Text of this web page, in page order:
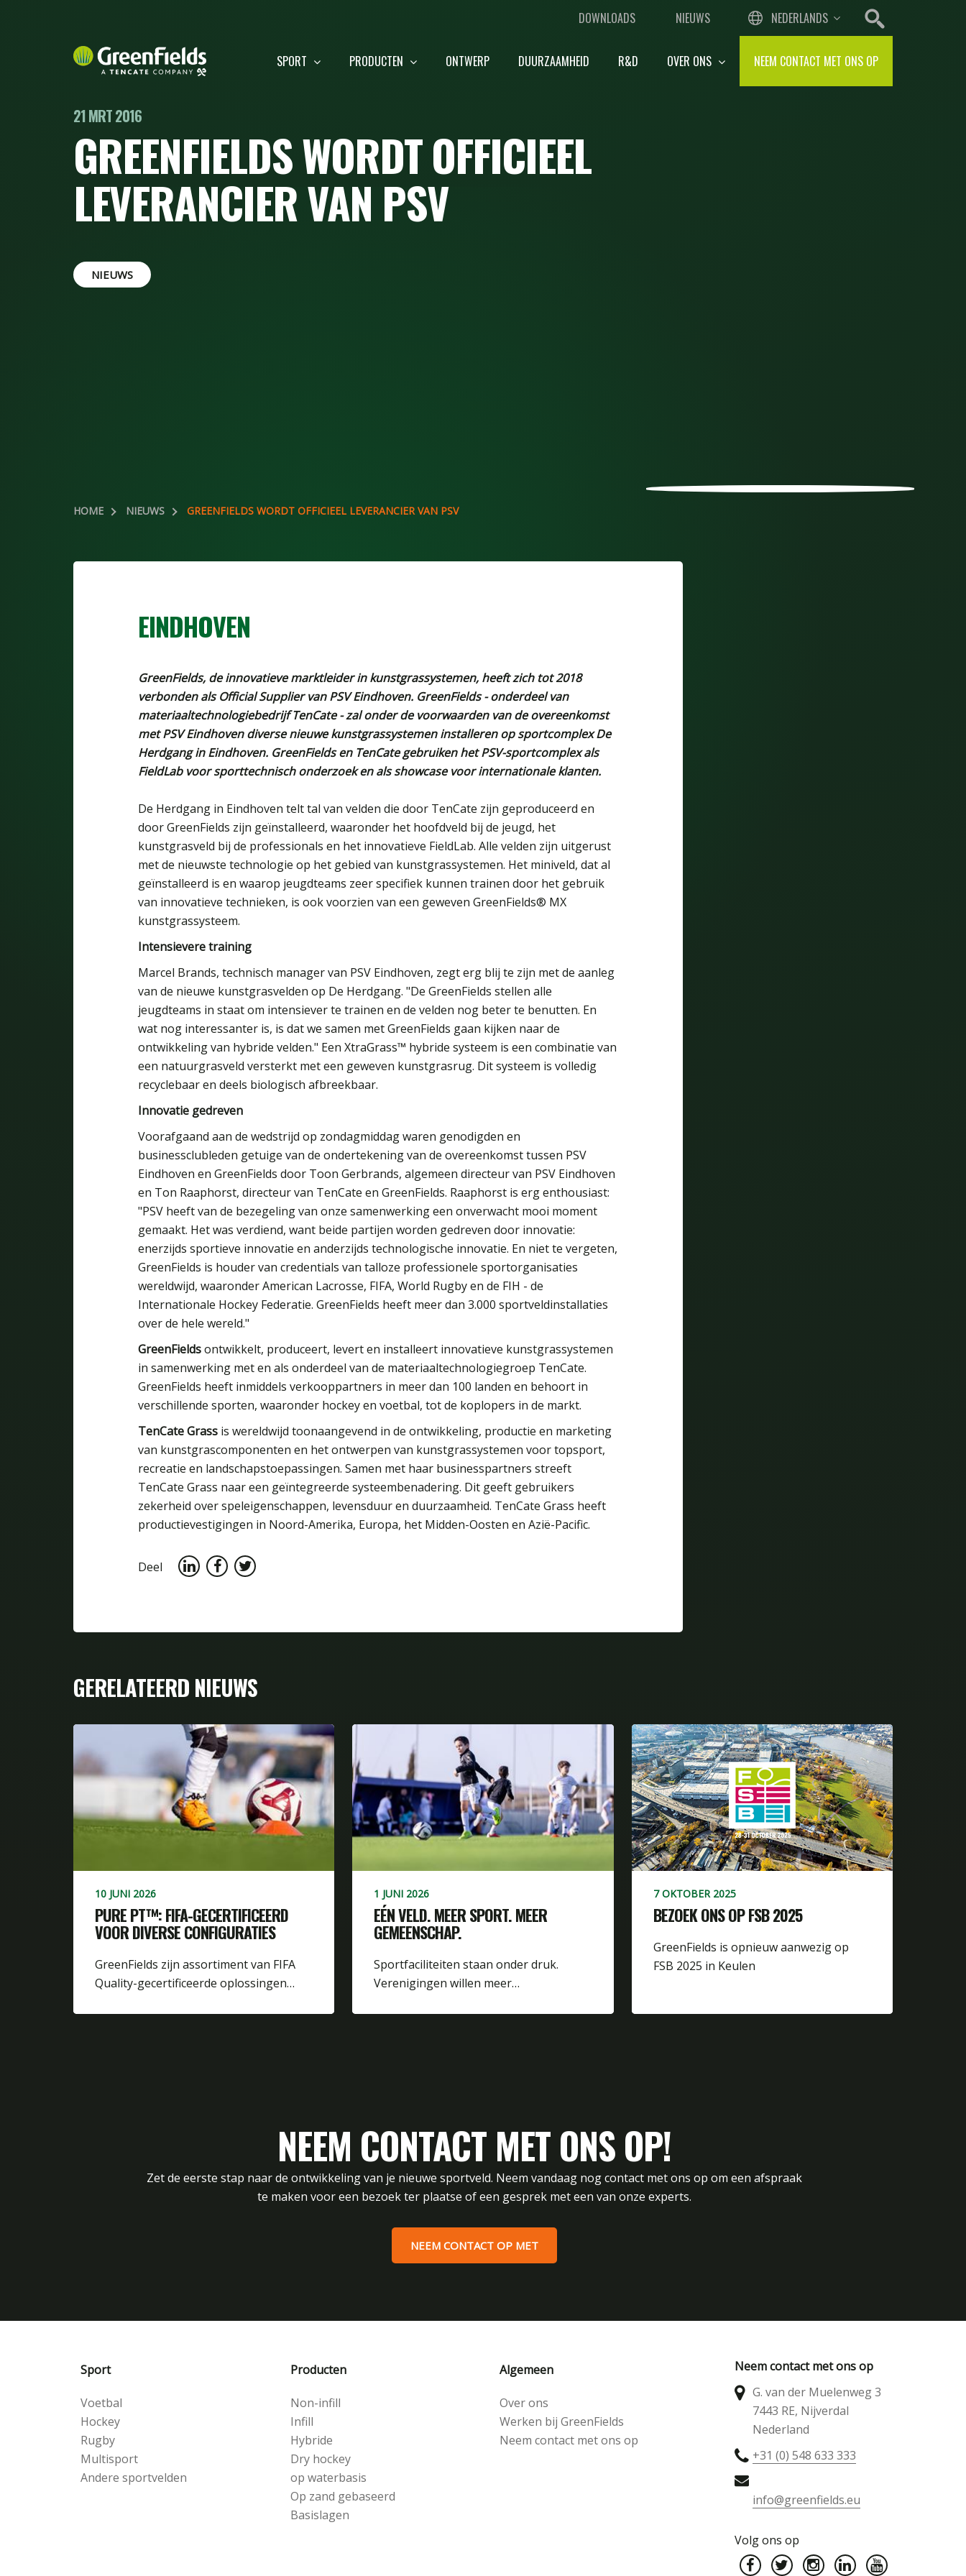
DOWNLOADS NIEUWS NEDERLANDS
SPORT PRODUCTEN ONTWERP DUURZAAMHEID R&D OVER ONS NEEM CONTACT MET ONS OP
21 MRT 2016
GREENFIELDS WORDT OFFICIEEL
LEVERANCIER VAN PSV
NIEUWS
HOME NIEUWS GREENFIELDS WORDT OFFICIEEL LEVERANCIER VAN PSV
EINDHOVEN
GreenFields, de innovatieve marktleider in kunstgrassystemen, heeft zich tot 2018
verbonden als Official Supplier van PSV Eindhoven. GreenFields - onderdeel van
materiaaltechnologiebedrijf TenCate - zal onder de voorwaarden van de overeenkomst
met PSV Eindhoven diverse nieuwe kunstgrassystemen installeren op sportcomplex De
Herdgang in Eindhoven. GreenFields en TenCate gebruiken het PSV-sportcomplex als
FieldLab voor sporttechnisch onderzoek en als showcase voor internationale klanten.
De Herdgang in Eindhoven telt tal van velden die door TenCate zijn geproduceerd en
door GreenFields zijn geïnstalleerd, waaronder het hoofdveld bij de jeugd, het
kunstgrasveld bij de professionals en het innovatieve FieldLab. Alle velden zijn uitgerust
met de nieuwste technologie op het gebied van kunstgrassystemen. Het miniveld, dat al
geïnstalleerd is en waarop jeugdteams zeer specifiek kunnen trainen door het gebruik
van innovatieve technieken, is ook voorzien van een geweven GreenFields® MX
kunstgrassysteem.
Intensievere training
Marcel Brands, technisch manager van PSV Eindhoven, zegt erg blij te zijn met de aanleg
van de nieuwe kunstgrasvelden op De Herdgang. "De GreenFields stellen alle
jeugdteams in staat om intensiever te trainen en de velden nog beter te benutten. En
wat nog interessanter is, is dat we samen met GreenFields gaan kijken naar de
ontwikkeling van hybride velden." Een XtraGrass™ hybride systeem is een combinatie van
een natuurgrasveld versterkt met een geweven kunstgrasrug. Dit systeem is volledig
recyclebaar en deels biologisch afbreekbaar.
Innovatie gedreven
Voorafgaand aan de wedstrijd op zondagmiddag waren genodigden en
businessclubleden getuige van de ondertekening van de overeenkomst tussen PSV
Eindhoven en GreenFields door Toon Gerbrands, algemeen directeur van PSV Eindhoven
en Ton Raaphorst, directeur van TenCate en GreenFields. Raaphorst is erg enthousiast:
"PSV heeft van de bezegeling van onze samenwerking een onverwacht mooi moment
gemaakt. Het was verdiend, want beide partijen worden gedreven door innovatie:
enerzijds sportieve innovatie en anderzijds technologische innovatie. En niet te vergeten,
GreenFields is houder van credentials van talloze professionele sportorganisaties
wereldwijd, waaronder American Lacrosse, FIFA, World Rugby en de FIH - de
Internationale Hockey Federatie. GreenFields heeft meer dan 3.000 sportveldinstallaties
over de hele wereld."
GreenFieldsontwikkelt, produceert, levert en installeert innovatieve kunstgrassystemen
in samenwerking met en als onderdeel van de materiaaltechnologiegroep TenCate.
GreenFields heeft inmiddels verkooppartners in meer dan 100 landen en behoort in
verschillende sporten, waaronder hockey en voetbal, tot de koplopers in de markt.
TenCate Grass is wereldwijd toonaangevend in de ontwikkeling, productie en marketing
van kunstgrascomponenten en het ontwerpen van kunstgrassystemen voor topsport,
recreatie en landschapstoepassingen. Samen met haar businesspartners streeft
TenCate Grass naar een geïntegreerde systeembenadering. Dit geeft gebruikers
zekerheid over speleigenschappen, levensduur en duurzaamheid. TenCate Grass heeft
productievestigingen in Noord-Amerika, Europa, het Midden-Oosten en Azië-Pacific.
Deel
GERELATEERD NIEUWS
10 JUNI 2026
PURE PT™: FIFA-GECERTIFICEERD
VOOR DIVERSE CONFIGURATIES
GreenFields zijn assortiment van FIFA
Quality-gecertificeerde oplossingen…
1 JUNI 2026
EÉN VELD. MEER SPORT. MEER
GEMEENSCHAP.
Sportfaciliteiten staan onder druk.
Verenigingen willen meer…
7 OKTOBER 2025
BEZOEK ONS OP FSB 2025
GreenFields is opnieuw aanwezig op
FSB 2025 in Keulen
NEEM CONTACT MET ONS OP!
Zet de eerste stap naar de ontwikkeling van je nieuwe sportveld. Neem vandaag nog contact met ons op om een afspraak
te maken voor een bezoek ter plaatse of een gesprek met een van onze experts.
NEEM CONTACT OP MET
Sport
Voetbal
Hockey
Rugby
Multisport
Andere sportvelden
Producten
Non-infill
Infill
Hybride
Dry hockey
op waterbasis
Op zand gebaseerd
Basislagen
Algemeen
Over ons
Werken bij GreenFields
Neem contact met ons op
Neem contact met ons op
G. van der Muelenweg 3
7443 RE, Nijverdal
Nederland
+31 (0) 548 633 333
info@greenfields.eu
Volg ons op